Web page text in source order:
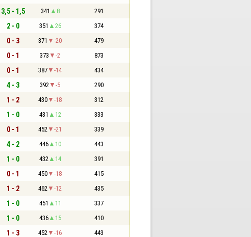
3,5 - 1,5 341 8 291
2 - 0 351 26 374
0 - 3 371 -20 479
0 - 1 373 -2 873
0 - 1 387 -14 434
4 - 3 392 -5 290
1 - 2 430 -18 312
1 - 0 431 12 333
0 - 1 452 -21 339
4 - 2 446 10 443
1 - 0 432 14 391
0 - 1 450 -18 415
1 - 2 462 -12 435
1 - 0 451 11 337
1 - 0 436 15 410
1 - 3 452 -16 443